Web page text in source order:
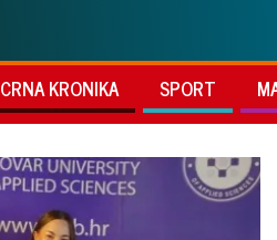
CRNA KRONIKA SPORT